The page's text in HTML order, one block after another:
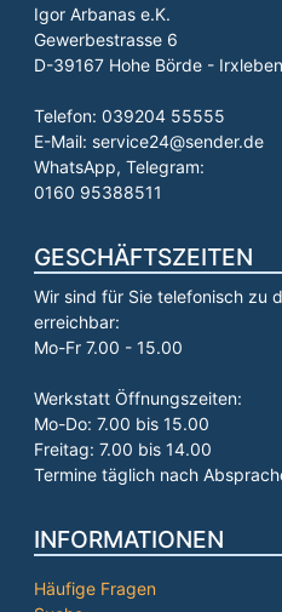
Igor Arbanas e.K.
Gewerbestrasse 6
D-39167 Hohe Börde - Irxleben
Telefon: 039204 55555
E-Mail: service24@sender.de
WhatsApp, Telegram:
0160 95388511
GESCHÄFTSZEITEN
Wir sind für Sie telefonisch zu
erreichbar:
Mo-Fr 7.00 - 15.00
Werkstatt Öffnungszeiten:
Mo-Do: 7.00 bis 15.00
Freitag: 7.00 bis 14.00
Termine täglich nach
INFORMATIONEN
Häufige Fragen